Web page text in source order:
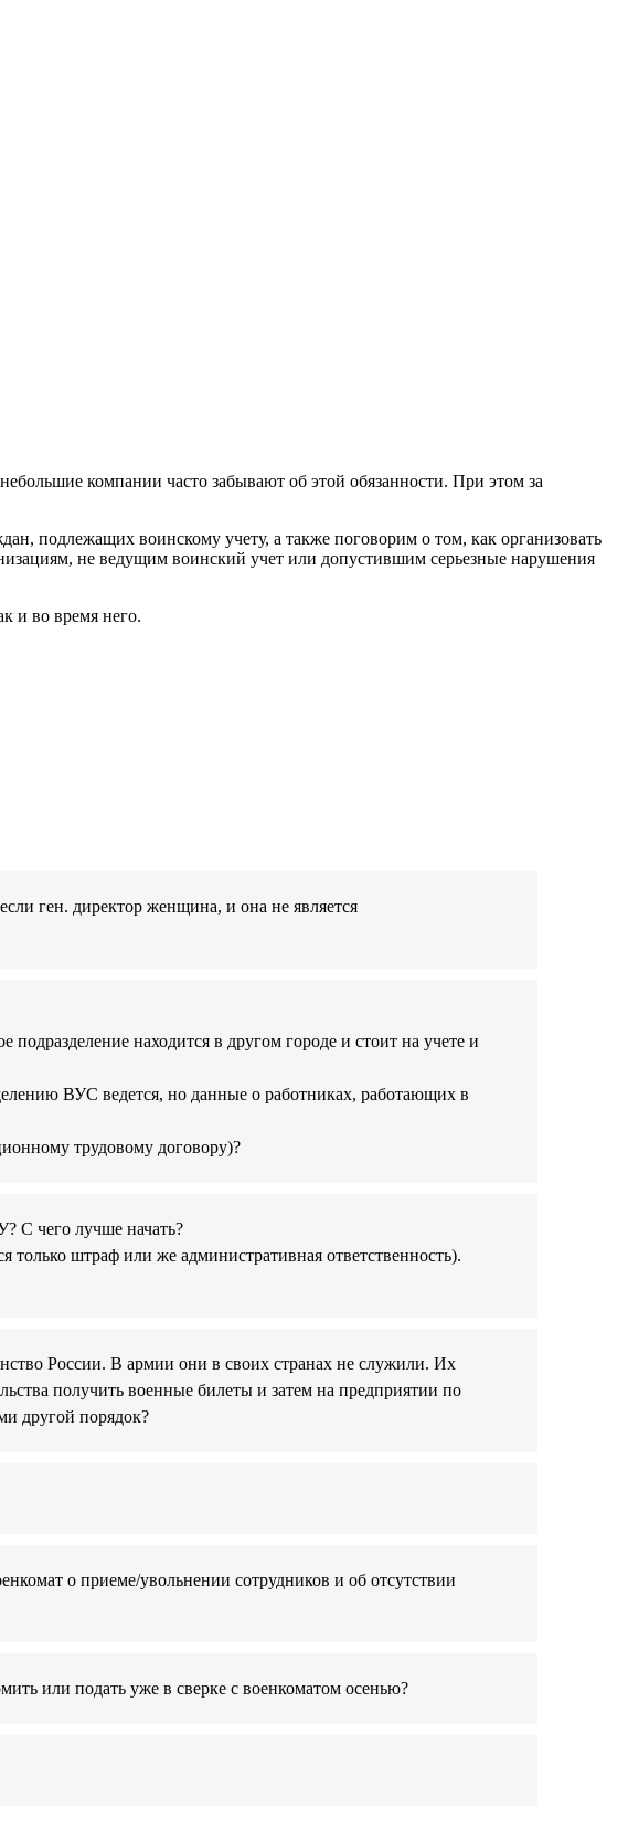
компании часто забывают об этой обязанности. При этом за
подлежащих воинскому учету, а также поговорим о том, как организовать
не ведущим воинский учет или допустившим серьезные нарушения
и во время него.
ген. директор женщина, и она не является
находится в другом городе и стоит на учете и
ВУС ведется, но данные о работниках, работающих в
трудовому договору)?
С чего лучше начать?
только штраф или же административная ответственность).
России. В армии они в своих странах не служили. Их
получить военные билеты и затем на предприятии по
другой порядок?
о приеме/увольнении сотрудников и об отсутствии
или подать уже в сверке с военкоматом осенью?